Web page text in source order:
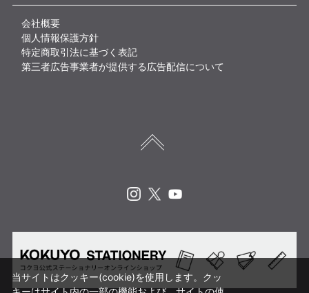
会社概要
個人情報保護方針
特定商取引法に基づく表記
第三者広告事業者が提供する広告配信について
当サイトはクッキー(cookie)を使用します。クッ